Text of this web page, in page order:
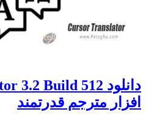
افزار مترجم قدرتمند